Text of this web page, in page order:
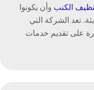
الكنب وأن يكونوا
تعد الشركة التي
على تقديم خدمات